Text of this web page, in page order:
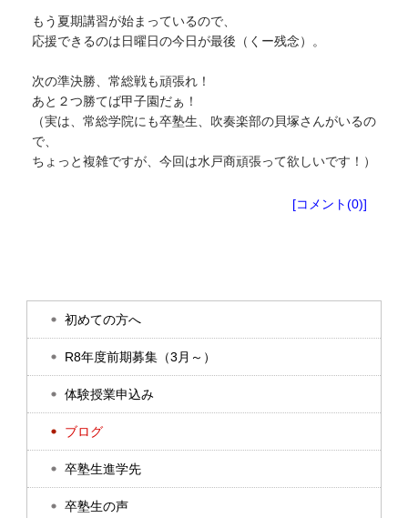
もう夏期講習が始まっているので、
応援できるのは日曜日の今日が最後（くー残念）。
次の準決勝、常総戦も頑張れ！
あと２つ勝てば甲子園だぁ！
（実は、常総学院にも卒塾生、吹奏楽部の貝塚さんがいるの
で、
ちょっと複雑ですが、今回は水戸商頑張って欲しいです！）
[コメント(0)]
初めての方へ
R8年度前期募集（3月～）
体験授業申込み
ブログ
卒塾生進学先
卒塾生の声